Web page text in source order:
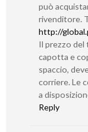
può
rivenditore.
http://
Il prezzo del
capotta e
spaccio,
corriere. Le
a
Reply